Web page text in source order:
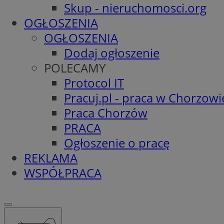
Skup - nieruchomosci.org
OGŁOSZENIA
OGŁOSZENIA
Dodaj ogłoszenie
POLECAMY
Protocol IT
Pracuj.pl - praca w
Praca Chorzów
PRACA
Ogłoszenie o pracę
REKLAMA
WSPÓŁPRACA